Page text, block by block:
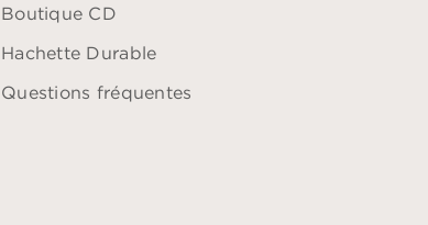
Boutique CD
Hachette Durable
Questions fréquentes